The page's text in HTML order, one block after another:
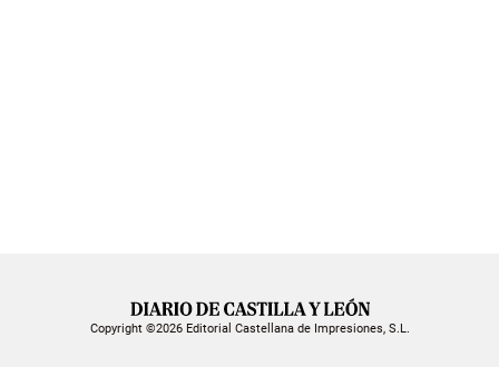
Copyright ©2026 Editorial Castellana de Impresiones, S.L.